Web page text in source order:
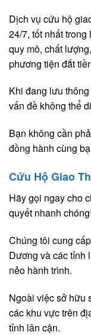
Dịch vụ cứu hộ
24/7, tốt nhất
quy mô, chất
phương tiện đắt
Khi đang lưu
vấn đề không thể
Bạn không cần
đồng hành cùng
Cứu Hộ Giao
Hãy gọi ngay cho
quyết nhanh chóng!
Chúng tôi cung
Dương và các tỉnh
nẻo hành trình.
Ngoài việc sở hữu
các khu vực trên
tỉnh lân cận.